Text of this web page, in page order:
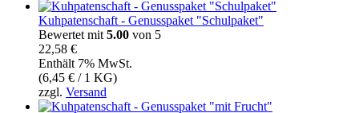
Kuhpatenschaft - Genusspaket "Schulpaket"
Bewertet mit 5.00 von 5
22,58 €
Enthält 7% MwSt.
(6,45 € / 1 KG)
zzgl. Versand